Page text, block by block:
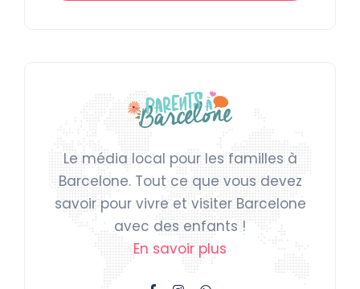
Le média local pour les familles à
Barcelone. Tout ce que vous devez
savoir pour vivre et visiter Barcelone
avec des enfants !
En savoir plus